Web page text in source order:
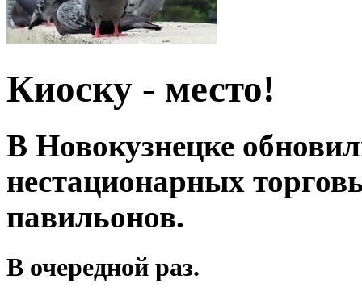
Киоску - место!
В Новокузнецке
нестационарных
павильонов.
В очередной раз.